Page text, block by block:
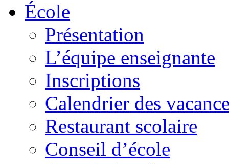
École
Présentation
L’équipe enseignante
Inscriptions
Calendrier des
Restaurant scolaire
Conseil d’école